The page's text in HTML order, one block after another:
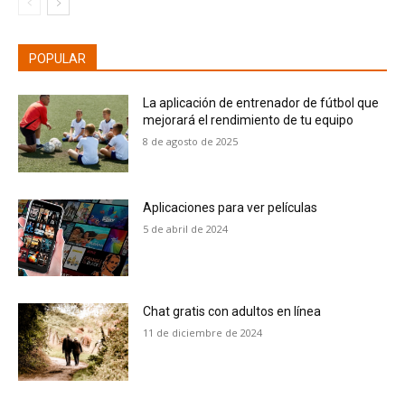
POPULAR
La aplicación de entrenador de fútbol que
mejorará el rendimiento de tu equipo
8 de agosto de 2025
Aplicaciones para ver películas
5 de abril de 2024
Chat gratis con adultos en línea
11 de diciembre de 2024